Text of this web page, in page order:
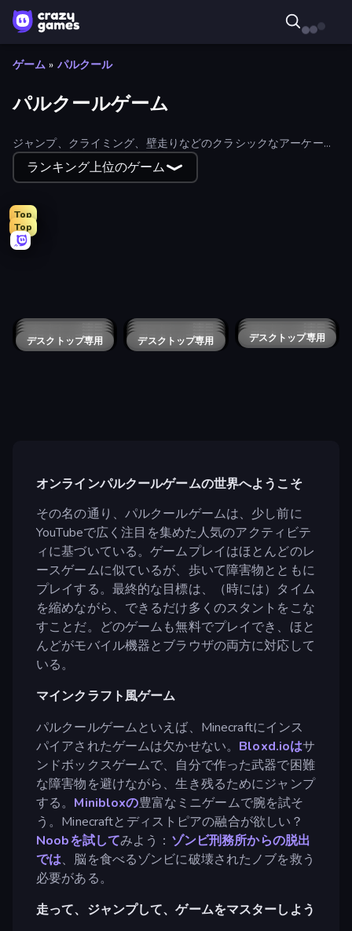
ゲーム » パルクール
パルクールゲーム
ジャンプ、クライミング、壁走りなどのクラシックなアーケード
ムーブで障害物を避けながら、パルクールゲームに挑戦しよう。
ランキング上位のゲーム
Top
Top
Stickman Parkour Master Brainrot Mega Parkour SimplyUp.io
Tung Tung Sahur: Obby Challenge He is Here Robby Superhero
Cat Warrior Parkour Noob: Zombie Prison Escape Obby: The Royal Race
Devil's Road Spider Boy Run Obby with Friends Online
Obby Memes Grow Fruits Parkour First-PersonJump to Sky: 3D Parkour デスクトップ専用
Parkour GO
デスクトップ専用
Hot Lava Floor デスクトップ専用 Blocky Parkour: Only Up Adventure デスクトップ専用Obstacle Course Ragdoll
デスクトップ専用
Pixel Mine Challenge デスクトップ専用
Parkour Master 2 デスクトップ専用
Only Up Craft
デスクトップ専用
Crazy Parkour デスクトップ専用
Noob Parkour 3D
オンラインパルクールゲームの世界へようこそ
その名の通り、パルクールゲームは、少し前に
YouTubeで広く注目を集めた人気のアクティビテ
ィに基づいている。ゲームプレイはほとんどのレ
ースゲームに似ているが、歩いて障害物とともに
プレイする。最終的な目標は、（時には）タイム
を縮めながら、できるだけ多くのスタントをこな
すことだ。どのゲームも無料でプレイでき、ほと
んどがモバイル機器とブラウザの両方に対応して
いる。
マインクラフト風ゲーム
パルクールゲームといえば、Minecraftにインス
パイアされたゲームは欠かせない。 Bloxd.ioはサ
ンドボックスゲームで、自分で作った武器で困難
な障害物を避けながら、生き残るためにジャンプ
する。 Minibloxの豊富なミニゲームで腕を試そ
う。Minecraftとディストピアの融合が欲しい？
Noobを試してみよう： ゾンビ刑務所からの脱出
では、脳を食べるゾンビに破壊されたノブを救う
必要がある。
走って、ジャンプして、ゲームをマスターしよう